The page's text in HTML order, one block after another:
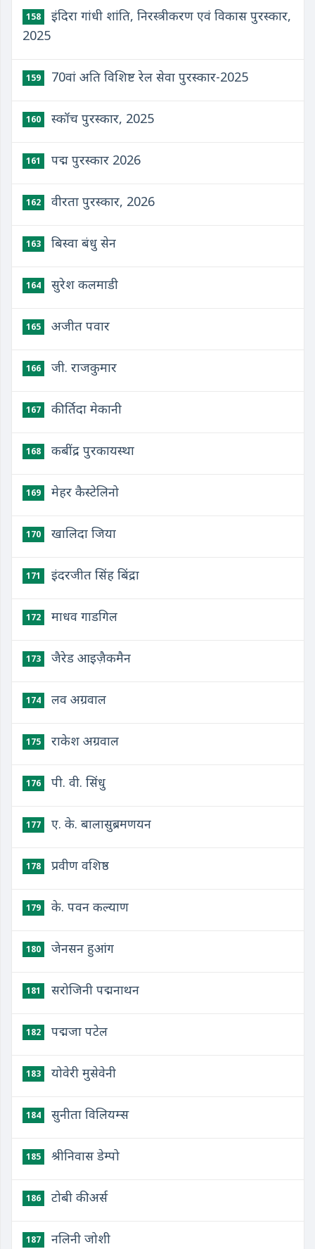
158
इंदिरा गांधी शांति, निरस्त्रीकरण एवं विकास पुरस्कार,
2025
159 70वां अति विशिष्ट रेल सेवा पुरस्कार-2025
160 स्कॉच पुरस्कार, 2025
161 पद्म पुरस्कार 2026
162 वीरता पुरस्कार, 2026
163 बिस्वा बंधु सेन
164 सुरेश कलमाडी
165 अजीत पवार
166 जी. राजकुमार
167 कीर्तिदा मेकानी
168 कबींद्र पुरकायस्था
169 मेहर कैस्टेलिनो
170 खालिदा जिया
171 इंदरजीत सिंह बिंद्रा
172 माधव गाडगिल
173 जैरेड आइज़ैकमैन
174 लव अग्रवाल
175 राकेश अग्रवाल
176 पी. वी. सिंधु
177 ए. के. बालासुब्रमणयन
178 प्रवीण वशिष्ठ
179 के. पवन कल्याण
180 जेनसन हुआंग
181 सरोजिनी पद्मनाथन
182 पद्मजा पटेल
183 योवेरी मुसेवेनी
184 सुनीता विलियम्स
185 श्रीनिवास डेम्पो
186 टोबी कीअर्स
187 नलिनी जोशी